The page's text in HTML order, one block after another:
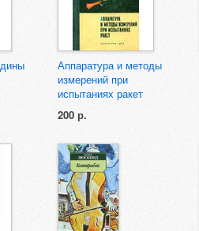
Аппаратура и методы
измерений при
испытаниях ракет
200 р.